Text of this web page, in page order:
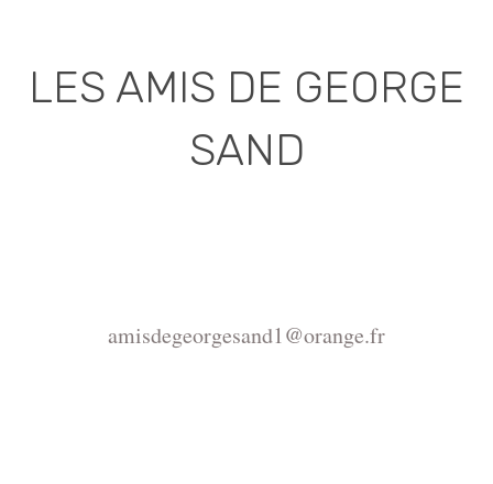
LES AMIS DE GEORGE
SAND
amisdegeorgesand1@orange.fr